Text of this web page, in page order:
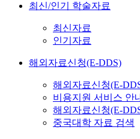
최신/인기 학술자료
최신자료
인기자료
해외자료신청(E-DDS)
해외자료신청(E-
비용지원 서비스 안
해외자료신청(E-
중국대학 자료 검색